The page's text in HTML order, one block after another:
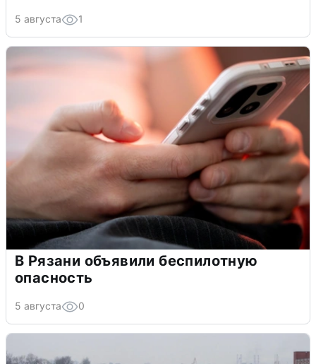
5 августа 1
В Рязани объявили беспилотную
опасность
5 августа 0